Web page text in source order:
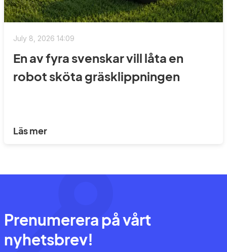
July 8, 2026 14:09
En av fyra svenskar vill låta en
robot sköta gräsklippningen
Läs mer
Prenumerera på vårt
nyhetsbrev!